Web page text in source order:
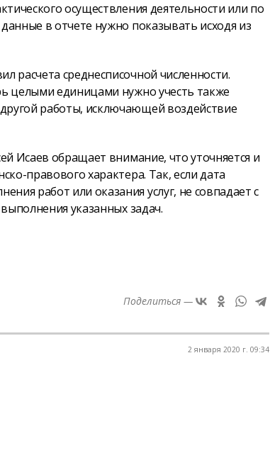
осуществления деятельности или по
в отчете нужно показывать исходя из
среднесписочной численности.
целыми единицами нужно учесть также
работы, исключающей воздействие
Исаев обращает внимание, что уточняется и
правового характера. Так, если дата
работ или оказания услуг, не совпадает с
указанных задач.
Поделиться —
2 января 2020 г. 09:34